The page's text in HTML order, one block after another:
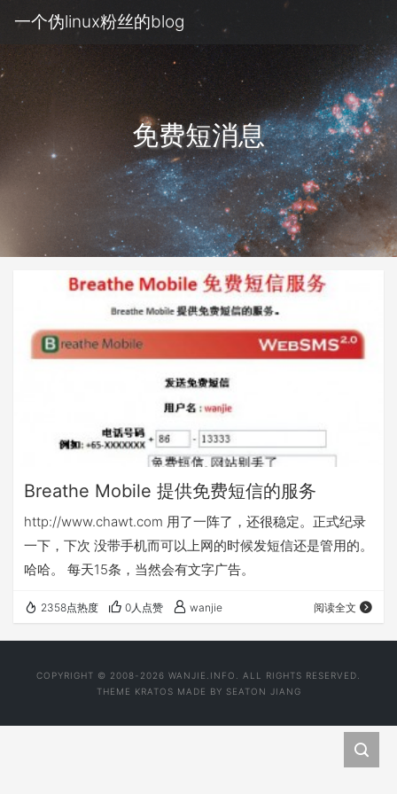
一个伪linux粉丝的blog
免费短消息
Breathe Mobile 提供免费短信的服务
http://www.chawt.com 用了一阵了，还很稳定。正式纪录
一下，下次 没带手机而可以上网的时候发短信还是管用的。
哈哈。 每天15条，当然会有文字广告。
2358点热度 0人点赞 wanjie 阅读全文
COPYRIGHT © 2008-2026 WANJIE.INFO. ALL RIGHTS RESERVED.
THEME KRATOS MADE BY SEATON JIANG